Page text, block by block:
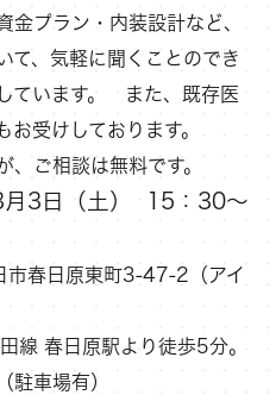
プラン・内装設計など、
て、気軽に聞くことのでき
ています。 また、既存医
お受けしております。
ご相談は無料です。
月3日（土） 15：30～
市春日原東町3-47-2（アイ
春日原駅より徒歩5分。
駐車場有）